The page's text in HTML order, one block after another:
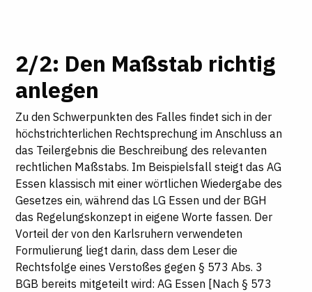
2/2: Den Maßstab richtig
anlegen
Zu den Schwerpunkten des Falles findet sich in der
höchstrichterlichen Rechtsprechung im Anschluss an
das Teilergebnis die Beschreibung des relevanten
rechtlichen Maßstabs. Im Beispielsfall steigt das AG
Essen klassisch mit einer wörtlichen Wiedergabe des
Gesetzes ein, während das LG Essen und der BGH
das Regelungskonzept in eigene Worte fassen. Der
Vorteil der von den Karlsruhern verwendeten
Formulierung liegt darin, dass dem Leser die
Rechtsfolge eines Verstoßes gegen § 573 Abs. 3
BGB bereits mitgeteilt wird: AG Essen [Nach § 573